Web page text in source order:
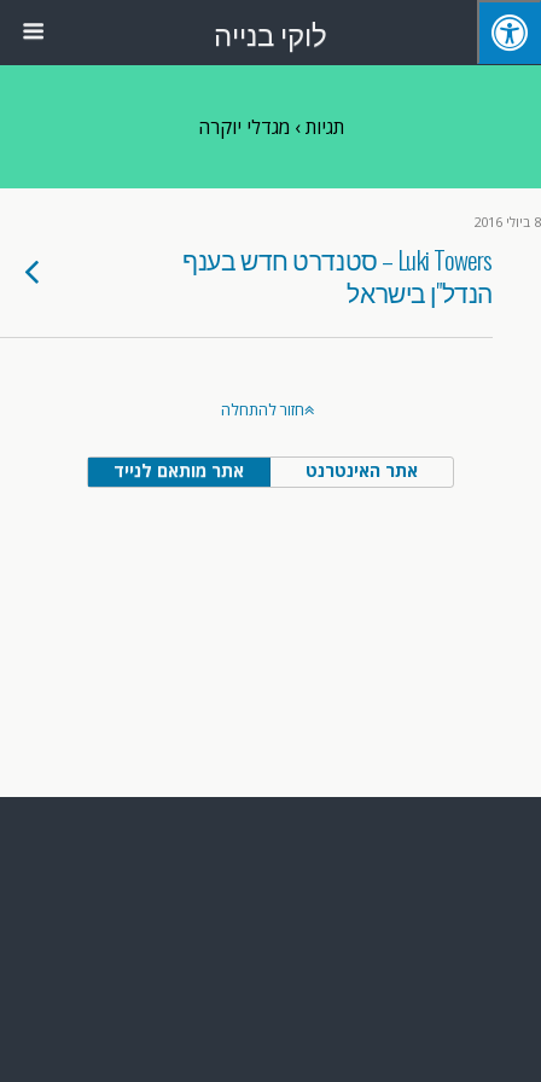
לוקי בנייה
תגיות › מגדלי יוקרה
8 ביולי 2016
Luki Towers – סטנדרט חדש בענף
הנדל"ן בישראל
חזור להתחלה
אתר מותאם לנייד אתר האינטרנט